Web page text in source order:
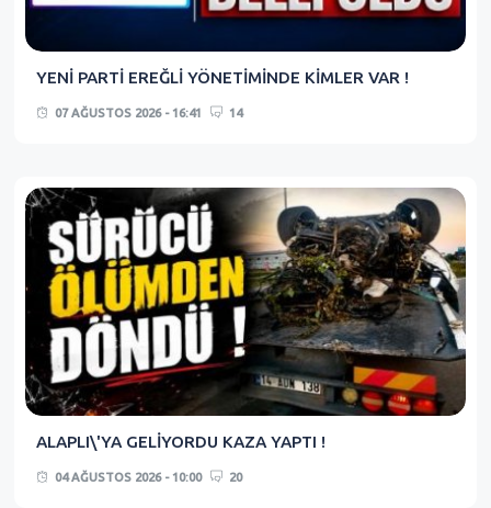
YENİ PARTİ EREĞLİ YÖNETİMİNDE KİMLER VAR !
07 AĞUSTOS 2026 - 16:41 14
ALAPLI\'YA GELİYORDU KAZA YAPTI !
04 AĞUSTOS 2026 - 10:00 20